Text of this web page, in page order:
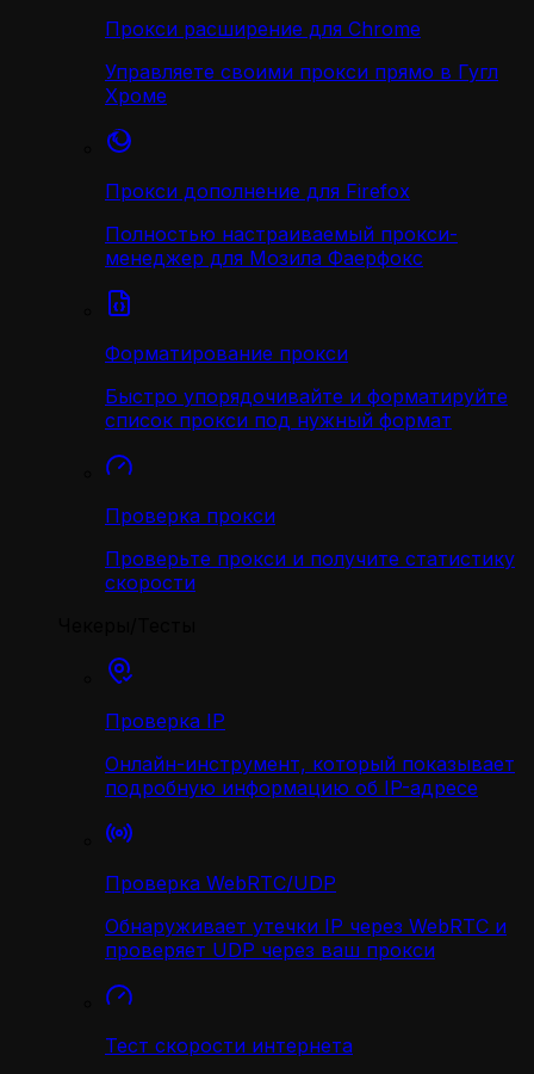
Прокси расширение для Chrome
Управляете своими прокси прямо в Гугл
Хроме
Прокси дополнение для Firefox
Полностью настраиваемый прокси-
менеджер для Мозила Фаерфокс
Форматирование прокси
Быстро упорядочивайте и форматируйте
список прокси под нужный формат
Проверка прокси
Проверьте прокси и получите статистику
скорости
Проверка IP
Онлайн-инструмент, который показывает
подробную информацию об IP-адресе
Проверка WebRTC/UDP
Обнаруживает утечки IP через WebRTC и
проверяет UDP через ваш прокси
Тест скорости интернета